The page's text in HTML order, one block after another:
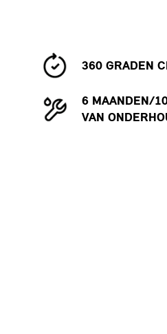
360 GRADEN
6 MAANDEN/
VAN